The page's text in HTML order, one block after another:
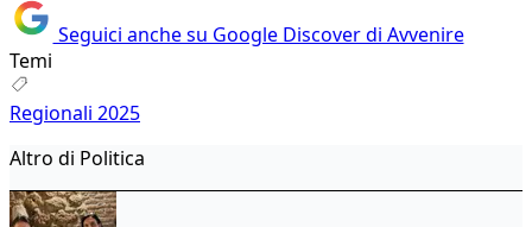
Seguici anche su Google Discover di Avvenire
Temi
Regionali 2025
Altro di Politica